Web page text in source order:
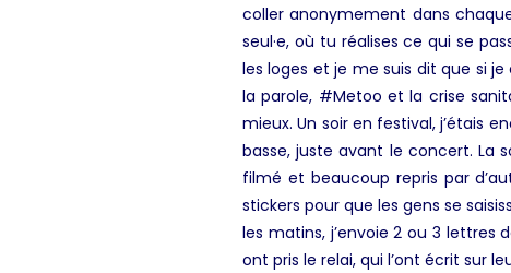
coller anonymement dans
seul·e, où tu réalises ce qui se
les loges et je me suis dit que si
la parole, #Metoo et la crise
mieux. Un soir en festival, j’étais
basse, juste avant le concert. La
filmé et beaucoup repris par
stickers pour que les gens se
les matins, j’envoie 2 ou 3 lettres
ont pris le relai, qui l’ont écrit sur